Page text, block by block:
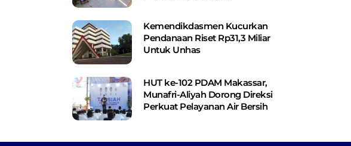
Kemendikdasmen Kucurkan
Pendanaan Riset Rp31,3 Miliar
Untuk Unhas
HUT ke-102 PDAM Makassar,
Munafri-Aliyah Dorong Direksi
Perkuat Pelayanan Air Bersih